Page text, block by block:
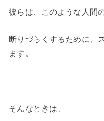
彼らは、このような人間
断りづらくするために、
ます。
そんなときは、